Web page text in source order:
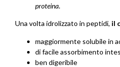
proteina.
Una volta idrolizzato in peptidi, il
maggiormente solubile in
di facile assorbimento
ben digeribile